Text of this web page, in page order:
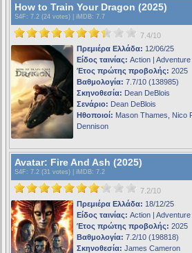
How to Train Your Dragon (2025)
S4F : 7.2 (24 votes) | iMDB: 7.7
7.4/10
Πρεμιέρα Ελλάδα: 12/06/25
Είδος ταινίας: Action | Adventure
Έτος πρώτης προβολής: 2025
Βαθμολογία: 7.7/10 (138985)
Σκηνοθεσία: Dean DeBlois
Σενάριο: Dean DeBlois
Ηθοποιοί: Mason Thames, Nico
Dennison
Avatar: Fire And Ash (2025)
S4F : 7.2 (31 votes) | iMDB: 7.2
7.2/10
Πρεμιέρα Ελλάδα: 18/12/25
Είδος ταινίας: Action | Adventure
Έτος πρώτης προβολής: 2025
Βαθμολογία: 7.2/10 (198818)
Σκηνοθεσία: James Cameron